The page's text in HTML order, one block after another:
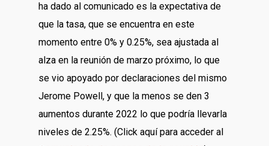
ha dado al comunicado es la expectativa de
que la tasa, que se encuentra en este
momento entre 0% y 0.25%, sea ajustada al
alza en la reunión de marzo próximo, lo que
se vio apoyado por declaraciones del mismo
Jerome Powell, y que la menos se den 3
aumentos durante 2022 lo que podría llevarla
niveles de 2.25%. (Click aquí para acceder al